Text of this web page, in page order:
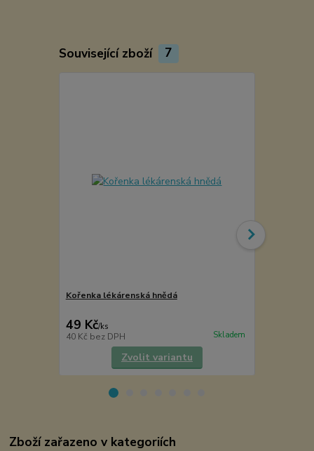
Související zboží 7
Kořenka lékárenská hnědá
49 Kč/ks
40 Kč bez DPH Skladem
Zvolit variantu
Zboží zařazeno v kategoriích